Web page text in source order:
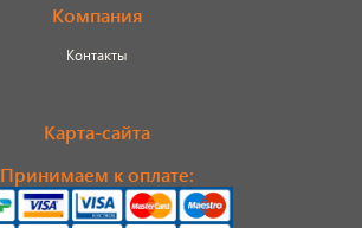
Компания
Контакты
Карта-сайта
Принимаем к оплате: